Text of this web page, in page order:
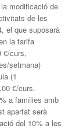
modificació de
de les
el que suposarà
la tarifa
€/curs,
setmana)
(1
€/curs.
a famílies amb
apartat serà
del 10% a les